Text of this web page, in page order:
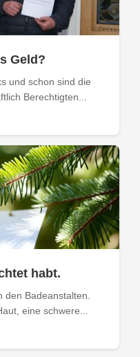
Geld?
und schon sind die
Berechtigten...
habt.
Badeanstalten.
eine schwere...